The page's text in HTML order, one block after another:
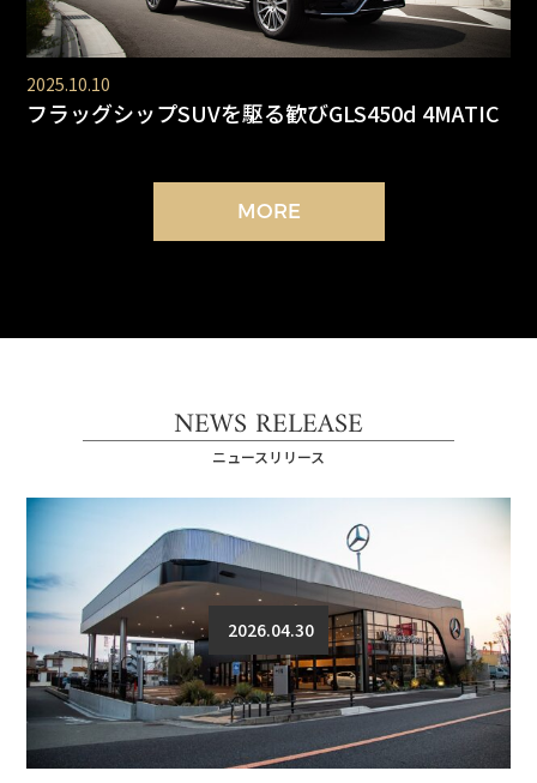
2025.10.10
フラッグシップSUVを駆る歓びGLS450d 4MATIC
MORE
NEWS RELEASE
ニュースリリース
2026.04.30